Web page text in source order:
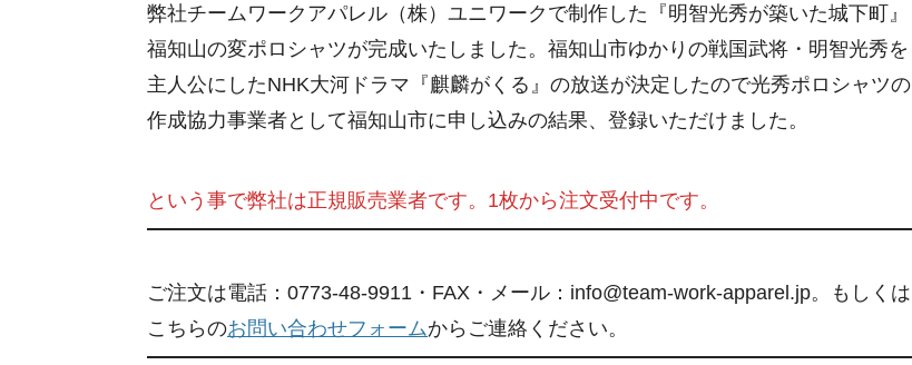
弊社チームワークアパレル（株）ユニワークで制作した『明智光秀が築いた城下町』
福知山の変ポロシャツが完成いたしました。福知山市ゆかりの戦国武将・明智光秀を
主人公にしたNHK大河ドラマ『麒麟がくる』の放送が決定したので光秀ポロシャツの
作成協力事業者として福知山市に申し込みの結果、登録いただけました。
という事で弊社は正規販売業者です。1枚から注文受付中です。
ご注文は電話：0773-48-9911・FAX・メール：info@team-work-apparel.jp。もしくは
こちらのお問い合わせフォームからご連絡ください。